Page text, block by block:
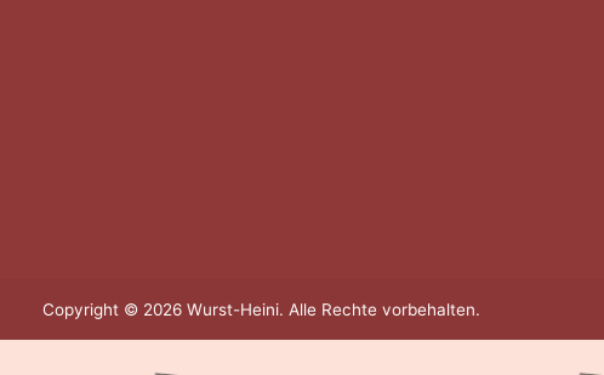
Copyright © 2026 Wurst-Heini. Alle Rechte vorbehalten.